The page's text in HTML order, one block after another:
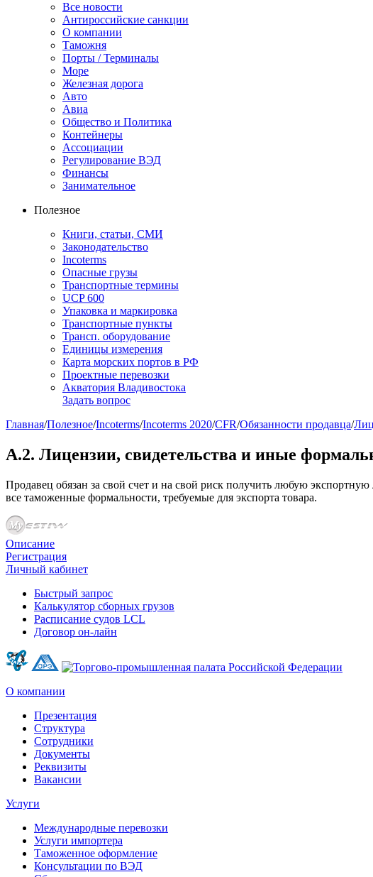
Все новости
Антироссийские санкции
О компании
Таможня
Порты / Терминалы
Море
Железная дорога
Авто
Авиа
Общество и Политика
Контейнеры
Ассоциации
Регулирование ВЭД
Финансы
Занимательное
Полезное
Книги, статьи, СМИ
Законодательство
Incoterms
Опасные грузы
Транспортные термины
UCP 600
Упаковка и маркировка
Транспортные пункты
Трансп. оборудование
Единицы измерения
Карта морских портов в РФ
Проектные перевозки
Акватория Владивостока
Задать вопрос
Главная/Полезное/Incoterms/Incoterms 2020/CFR/Обязанности продавца/
A.2. Лицензии, свидетельства и иные
Продавец обязан за свой счет и на свой риск получить любую
все таможенные формальности, требуемые для экспорта товара.
Описание
Регистрация
Личный кабинет
Быстрый запрос
Калькулятор сборных грузов
Расписание судов LCL
Договор он-лайн
О компании
Презентация
Структура
Сотрудники
Документы
Реквизиты
Вакансии
Услуги
Международные перевозки
Услуги импортера
Таможенное оформление
Консультации по ВЭД